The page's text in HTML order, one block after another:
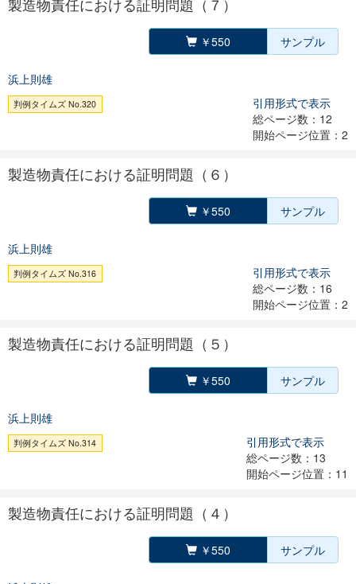
￥550 サンプル
浜上則雄
判例タイムズ No.320
引用形式で表示
総ページ数：12
開始ページ位置：2
製造物責任における証明問題（６）
￥550 サンプル
浜上則雄
判例タイムズ No.316
引用形式で表示
総ページ数：16
開始ページ位置：2
製造物責任における証明問題（５）
￥550 サンプル
浜上則雄
判例タイムズ No.314
引用形式で表示
総ページ数：13
開始ページ位置：11
製造物責任における証明問題（４）
￥550 サンプル